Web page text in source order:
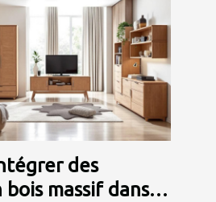
des
bois massif dans